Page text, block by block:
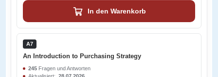
In den Warenkorb
A7
An Introduction to Purchasing Strategy
245 Fragen und Antworten